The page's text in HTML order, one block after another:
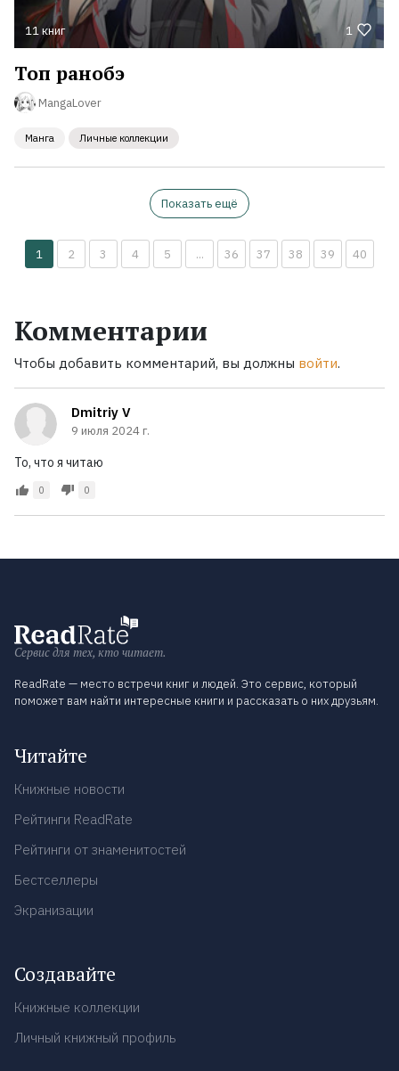
11 книг 1
Топ ранобэ
MangaLover
Манга Личные коллекции
Показать ещё
1 2 3 4 5 ... 36 37 38 39 40
Комментарии
Чтобы добавить комментарий, вы должны войти.
Dmitriy V
9 июля 2024 г.
То, что я читаю
0 0
Сервис для тех, кто читает.
ReadRate — место встречи книг и людей. Это сервис, который
поможет вам найти интересные книги и рассказать о них друзьям.
Читайте
Книжные новости
Рейтинги ReadRate
Рейтинги от знаменитостей
Бестселлеры
Экранизации
Создавайте
Книжные коллекции
Личный книжный профиль